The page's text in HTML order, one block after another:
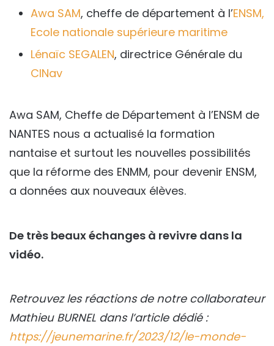
Awa SAM, cheffe de département à l’ENSM,
Ecole nationale supérieure maritime
Lénaïc SEGALEN, directrice Générale du
CINav
Awa SAM, Cheffe de Département à l’ENSM de
NANTES nous a actualisé la formation
nantaise et surtout les nouvelles possibilités
que la réforme des ENMM, pour devenir ENSM,
a données aux nouveaux élèves.
De très beaux échanges à revivre dans la
vidéo.
Retrouvez les réactions de notre collaborateur
Mathieu BURNEL dans l’article dédié :
https://jeunemarine.fr/2023/12/le-monde-